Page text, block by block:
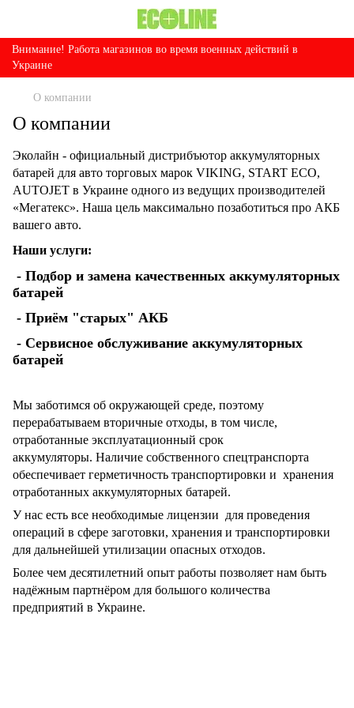
Внимание! Работа магазинов во время военных действий в
Украине
О компании
О компании
Эколайн - официальный дистрибъютор аккумуляторных
батарей для авто торговых марок VIKING, START EСO,
AUTOJET в Украине одного из ведущих производителей
«Мегатекс». Наша цель максимально позаботиться про АКБ
вашего авто.
Наши услуги:
- Подбор и замена качественных аккумуляторных
батарей
- Приём "старых" АКБ
- Сервисное обслуживание аккумуляторных
батарей
Мы заботимся об окружающей среде, поэтому
перерабатываем вторичные отходы, в том числе,
отработанные эксплуатационный срок
аккумуляторы. Наличие собственного спецтранспорта
обеспечивает герметичность транспортировки и хранения
отработанных аккумуляторных батарей.
У нас есть все необходимые лицензии для проведения
операций в сфере заготовки, хранения и транспортировки
для дальнейшей утилизации опасных отходов.
Более чем десятилетний опыт работы позволяет нам быть
надёжным партнёром для большого количества
предприятий в Украине.